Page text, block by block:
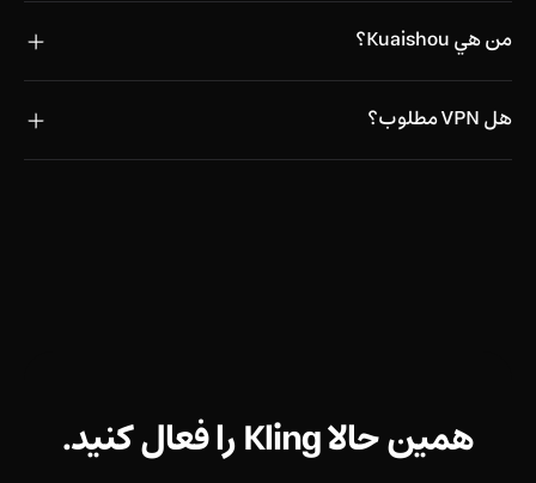
من هي Kuaishou؟
هل VPN مطلوب؟
همین حالا Kling را فعال کنید.